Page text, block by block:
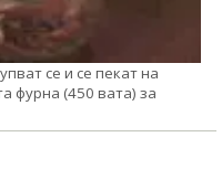
се и се пекат на
фурна (450 вата) за